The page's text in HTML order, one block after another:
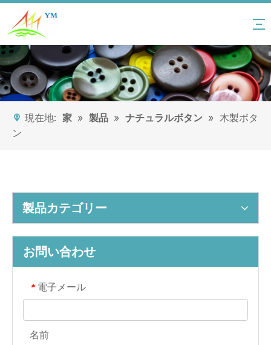
現在地: 家 » 製品 » ナチュラルボタン » 木製ボタ
ン
製品カテゴリー
お問い合わせ
* 電子メール
名前